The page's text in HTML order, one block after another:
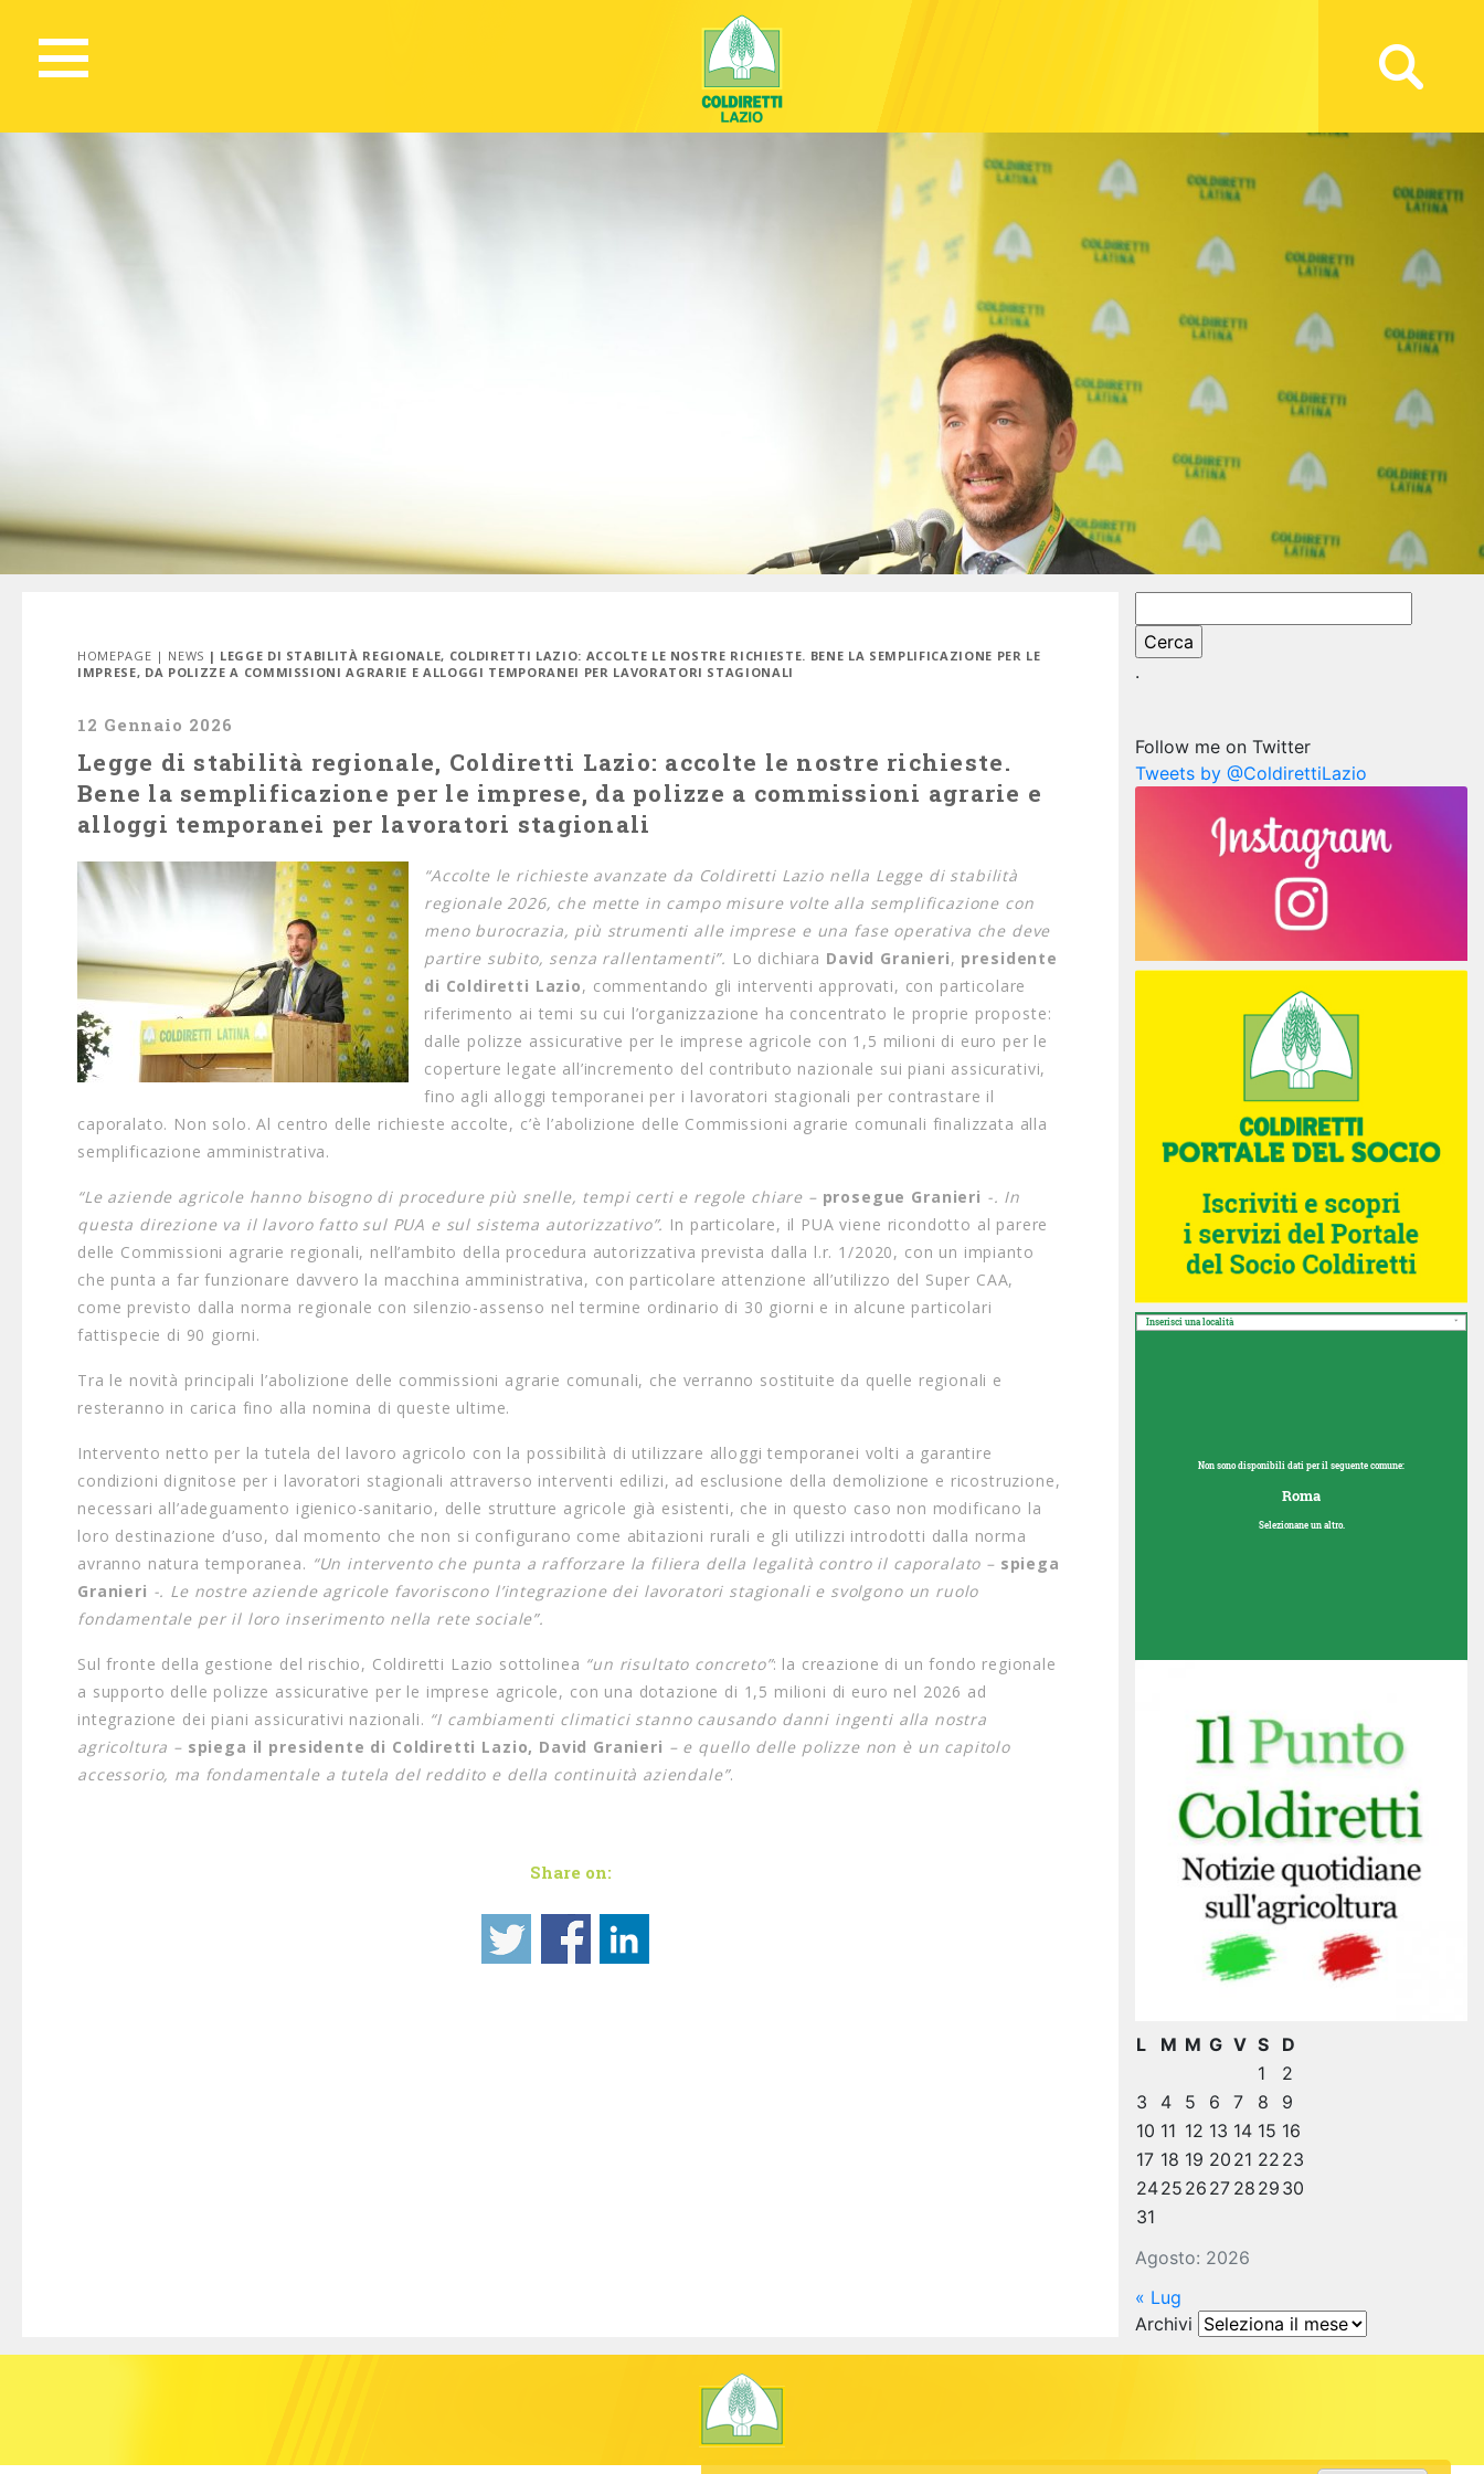
HOMEPAGE | NEWS | LEGGE DI STABILITÀ REGIONALE, COLDIRETTI LAZIO: ACCOLTE LE NOSTRE RICHIESTE. BENE LA SEMPLIFICAZIONE PER LE
IMPRESE, DA POLIZZE A COMMISSIONI AGRARIE E ALLOGGI TEMPORANEI PER LAVORATORI STAGIONALI
12 Gennaio 2026
Legge di stabilità regionale, Coldiretti Lazio: accolte le nostre richieste.
Bene la semplificazione per le imprese, da polizze a commissioni agrarie e
alloggi temporanei per lavoratori stagionali
“Accolte le richieste avanzate da Coldiretti Lazio nella Legge di stabilità
regionale 2026, che mette in campo misure volte alla semplificazione con
meno burocrazia, più strumenti alle imprese e una fase operativa che deve
partire subito, senza rallentamenti”. Lo dichiara David Granieri, presidente
di Coldiretti Lazio, commentando gli interventi approvati, con particolare
riferimento ai temi su cui l’organizzazione ha concentrato le proprie proposte:
dalle polizze assicurative per le imprese agricole con 1,5 milioni di euro per le
coperture legate all’incremento del contributo nazionale sui piani assicurativi,
fino agli alloggi temporanei per i lavoratori stagionali per contrastare il
caporalato. Non solo. Al centro delle richieste accolte, c’è l’abolizione delle Commissioni agrarie comunali finalizzata alla
semplificazione amministrativa.
“Le aziende agricole hanno bisogno di procedure più snelle, tempi certi e regole chiare – prosegue Granieri -. In
questa direzione va il lavoro fatto sul PUA e sul sistema autorizzativo”. In particolare, il PUA viene ricondotto al parere
delle Commissioni agrarie regionali, nell’ambito della procedura autorizzativa prevista dalla l.r. 1/2020, con un impianto
che punta a far funzionare davvero la macchina amministrativa, con particolare attenzione all’utilizzo del Super CAA,
come previsto dalla norma regionale con silenzio-assenso nel termine ordinario di 30 giorni e in alcune particolari
fattispecie di 90 giorni.
Tra le novità principali l’abolizione delle commissioni agrarie comunali, che verranno sostituite da quelle regionali e
resteranno in carica fino alla nomina di queste ultime.
Intervento netto per la tutela del lavoro agricolo con la possibilità di utilizzare alloggi temporanei volti a garantire
condizioni dignitose per i lavoratori stagionali attraverso interventi edilizi, ad esclusione della demolizione e ricostruzione,
necessari all’adeguamento igienico-sanitario, delle strutture agricole già esistenti, che in questo caso non modificano la
loro destinazione d’uso, dal momento che non si configurano come abitazioni rurali e gli utilizzi introdotti dalla norma
avranno natura temporanea. “Un intervento che punta a rafforzare la filiera della legalità contro il caporalato – spiega
Granieri -. Le nostre aziende agricole favoriscono l’integrazione dei lavoratori stagionali e svolgono un ruolo
fondamentale per il loro inserimento nella rete sociale”.
Sul fronte della gestione del rischio, Coldiretti Lazio sottolinea “un risultato concreto”: la creazione di un fondo regionale
a supporto delle polizze assicurative per le imprese agricole, con una dotazione di 1,5 milioni di euro nel 2026 ad
integrazione dei piani assicurativi nazionali. “I cambiamenti climatici stanno causando danni ingenti alla nostra
agricoltura – spiega il presidente di Coldiretti Lazio, David Granieri – e quello delle polizze non è un capitolo
accessorio, ma fondamentale a tutela del reddito e della continuità aziendale”.
Share on:
per:
.
Follow me on Twitter
Tweets by @ColdirettiLazio
Inserisci una località
Non sono disponibili dati per il seguente comune:
Roma
Selezionane un altro.
Agosto: 2026
L M M G V S
D
1
2
3
4 5 6 7 8
9
10 11 12 13 14 15 16
17 18 19 20 21 22 23
2425 26 27 28 29 30
31
« Lug
Archivi Archivi